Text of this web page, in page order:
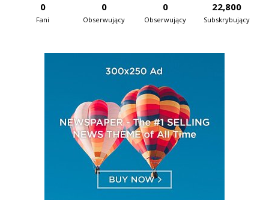
0
Fani
0
Obserwujący
0
Obserwujący
22,800
Subskrybujący